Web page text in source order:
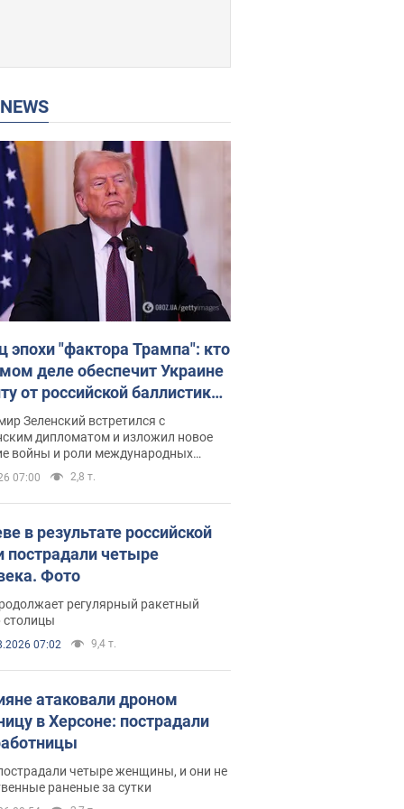
NEWS
эпохи "фактора Трампа": кто
деле обеспечит Украине
от российской баллистики.
с Безсмертным
Зеленский встретился с
дипломатом и изложил новое
войны и роли международных
в борьбе с Россией
07:00 2,8 т.
в результате российской
пострадали четыре
Фото
регулярный ракетный
столицы
07:02 9,4 т.
атаковали дроном
в Херсоне: пострадали
четыре женщины, и они не
раненые за сутки